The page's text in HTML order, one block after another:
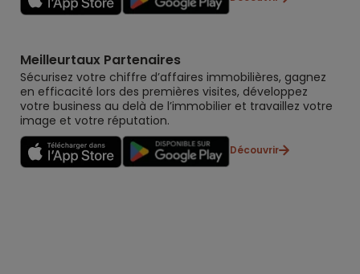
Meilleurtaux Partenaires
Sécurisez votre chiffre d’affaires immobilières, gagnez
en efficacité lors des premières visites, développez
votre business au delà de l’immobilier et travaillez votre
image et votre réputation.
Découvrir